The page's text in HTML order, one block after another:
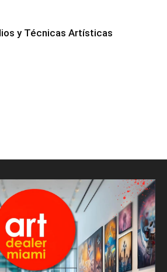
y Técnicas Artísticas